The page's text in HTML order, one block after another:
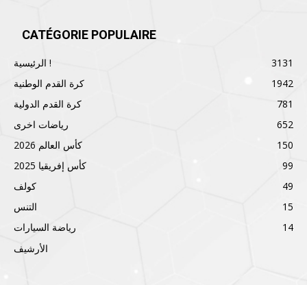
CATÉGORIE POPULAIRE
الرئيسية !
3131
كرة القدم الوطنية
1942
كرة القدم الدولية
781
رياضات اخرى
652
كأس العالم 2026
150
كأس إفريقيا 2025
99
كولف
49
التنس
15
رياضة السيارات
14
الأرشيف